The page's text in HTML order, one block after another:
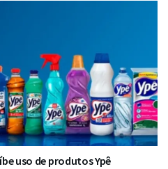
uso de produtos Ypê